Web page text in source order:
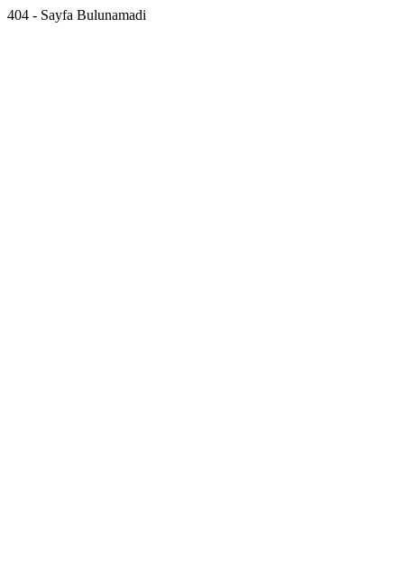
404 - Sayfa Bulunamadi